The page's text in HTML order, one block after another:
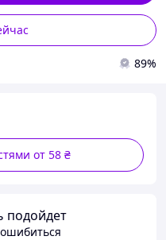
89%
от 58 ₴
подойдет